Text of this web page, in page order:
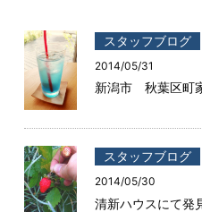
スタッフブログ
2014/05/31
新潟市 秋葉区町
スタッフブログ
2014/05/30
清新ハウスにて発